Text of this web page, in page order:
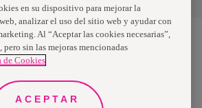
Essity - una compañía global líder en
productos, servicios y soluciones. Nuestro
por el bienestar en beneficio de
cuidadores, clientes y la sociedad en
en su dispositivo para mejorar la
analizar el uso del sitio web y ayudar con
Al “Aceptar las cookies necesarias”,
sin las mejoras mencionadas
de Cookies
ACEPTAR